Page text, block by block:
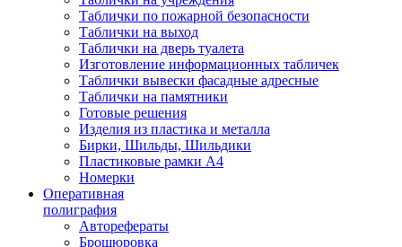
Таблички по пожарной безопасности
Таблички на выход
Таблички на дверь туалета
Изготовление информационных табличек
Таблички вывески фасадные адресные
Таблички на памятники
Готовые решения
Изделия из пластика и металла
Бирки, Шильды, Шильдики
Пластиковые рамки А4
Номерки
Оперативная
полиграфия
Авторефераты
Брошюровка